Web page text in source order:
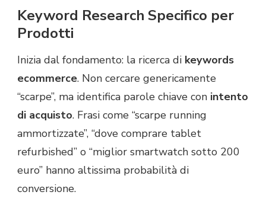
Keyword Research Specifico per
Prodotti
Inizia dal fondamento: la ricerca di keywords
ecommerce. Non cercare genericamente
“scarpe”, ma identifica parole chiave con intento
di acquisto. Frasi come “scarpe running
ammortizzate”, “dove comprare tablet
refurbished” o “miglior smartwatch sotto 200
euro” hanno altissima probabilità di
conversione.